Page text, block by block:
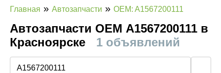
Главная » Автозапчасти » OEM: A1567200111
Автозапчасти ОЕМ A1567200111 в
Красноярске
1 объявлений